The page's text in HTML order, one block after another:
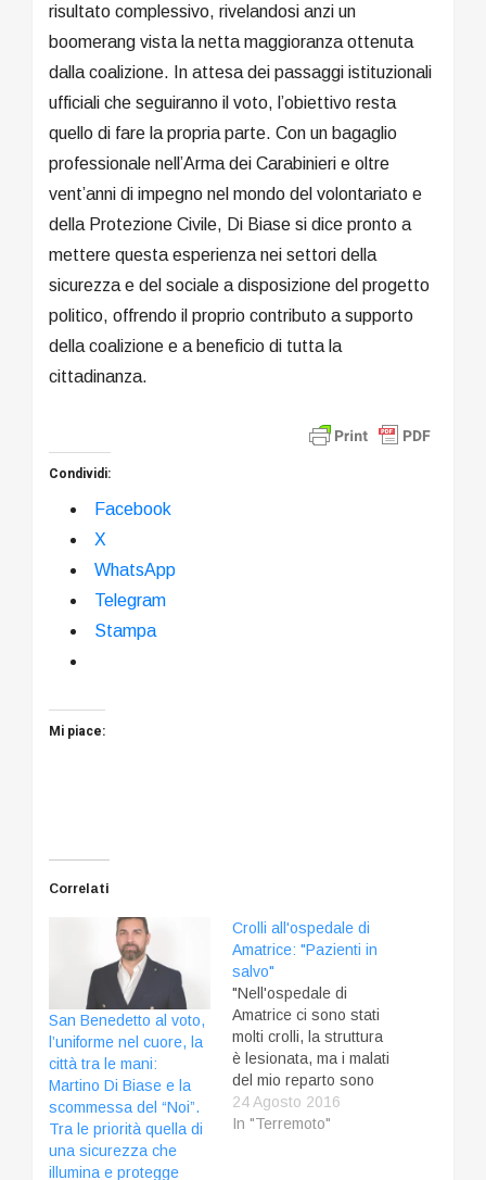
risultato complessivo, rivelandosi anzi un
boomerang vista la netta maggioranza ottenuta
dalla coalizione. In attesa dei passaggi istituzionali
ufficiali che seguiranno il voto, l’obiettivo resta
quello di fare la propria parte. Con un bagaglio
professionale nell’Arma dei Carabinieri e oltre
vent’anni di impegno nel mondo del volontariato e
della Protezione Civile, Di Biase si dice pronto a
mettere questa esperienza nei settori della
sicurezza e del sociale a disposizione del progetto
politico, offrendo il proprio contributo a supporto
della coalizione e a beneficio di tutta la
cittadinanza.
Condividi:
Facebook
X
WhatsApp
Telegram
Stampa
Mi piace:
Correlati
San Benedetto al voto,
l’uniforme nel cuore, la
città tra le mani:
Martino Di Biase e la
scommessa del “Noi”.
Tra le priorità quella di
una sicurezza che
illumina e protegge
Crolli all'ospedale di
Amatrice: "Pazienti in
salvo"
"Nell'ospedale di
Amatrice ci sono stati
molti crolli, la struttura
è lesionata, ma i malati
del mio reparto sono
stati tutti messi in salvo
dal personale". Lo ha
24 Agosto 2016
In "Terremoto"